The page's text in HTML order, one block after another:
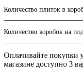
Количество плиток в
Количество коробок на
Оплачивайте покупки
магазине доступно 3